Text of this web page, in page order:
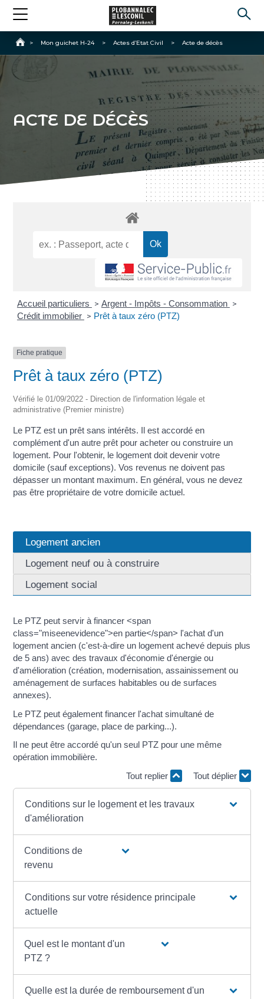
Accueil
> Mon guichet H-24 > Actes d’Etat Civil > Acte de décès
ACTE DE DÉCÈS
Accueil particuliers > Argent - Impôts - Consommation >
Crédit immobilier > Prêt à taux zéro (PTZ)
Fiche pratique
Prêt à taux zéro (PTZ)
Vérifié le 01/09/2022 - Direction de l'information légale et
administrative (Premier ministre)
Le PTZ est un prêt sans intérêts. Il est accordé en
complément d'un autre prêt pour acheter ou construire un
logement. Pour l'obtenir, le logement doit devenir votre
domicile (sauf exceptions). Vos revenus ne doivent pas
dépasser un montant maximum. En général, vous ne devez
pas être propriétaire de votre domicile actuel.
Logement ancien
Logement neuf ou à construire
Logement social
Le PTZ peut servir à financer <span
class="miseenevidence">en partie</span> l'achat d'un
logement ancien (c'est-à-dire un logement achevé depuis plus
de 5 ans) avec des travaux d'économie d'énergie ou
d'amélioration (création, modernisation, assainissement ou
aménagement de surfaces habitables ou de surfaces
annexes).
Le PTZ peut également financer l'achat simultané de
dépendances (garage, place de parking...).
Il ne peut être accordé qu'un seul PTZ pour une même
opération immobilière.
Tout replier
Tout déplier
Conditions sur le logement et les travaux
d'amélioration
Conditions de
revenu
Conditions sur votre résidence principale
actuelle
Quel est le montant d'un
PTZ ?
Quelle est la durée de remboursement d'un